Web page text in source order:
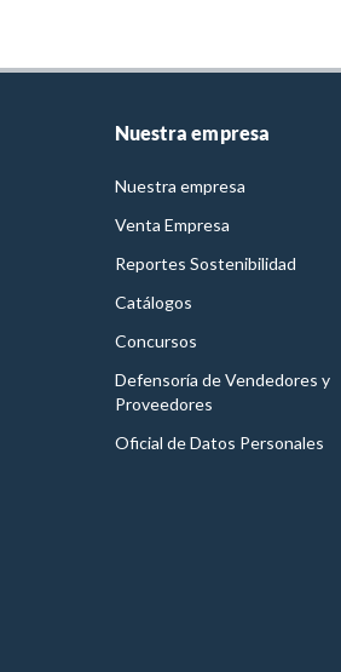
Nuestra empresa
Nuestra empresa
Venta Empresa
Reportes Sostenibilidad
Catálogos
Concursos
Defensoría de Vendedores y
Proveedores
Oficial de Datos Personales